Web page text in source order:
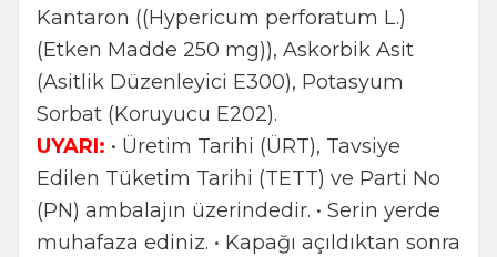
Kantaron ((Hypericum perforatum L.)
(Etken Madde 250 mg)), Askorbik Asit
(Asitlik Düzenleyici E300), Potasyum
Sorbat (Koruyucu E202).
UYARI: • Üretim Tarihi (ÜRT), Tavsiye
Edilen Tüketim Tarihi (TETT) ve Parti No
(PN) ambalajın üzerindedir. • Serin yerde
muhafaza ediniz. • Kapağı açıldıktan sonra